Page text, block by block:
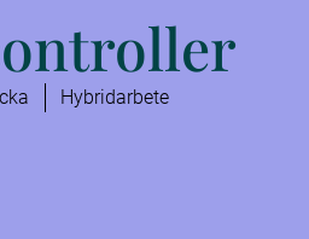
Hybridarbete